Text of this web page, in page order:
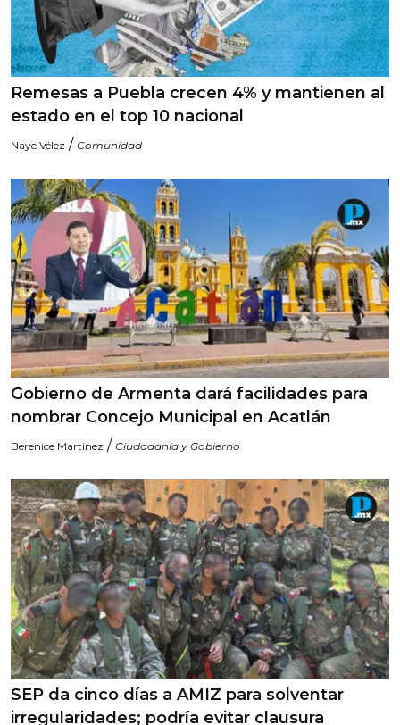
Remesas a Puebla crecen 4% y mantienen al
estado en el top 10 nacional
Naye Vélez / Comunidad
Gobierno de Armenta dará facilidades para
nombrar Concejo Municipal en Acatlán
Berenice Martinez / Ciudadanía y Gobierno
SEP da cinco días a AMIZ para solventar
irregularidades; podría evitar clausura